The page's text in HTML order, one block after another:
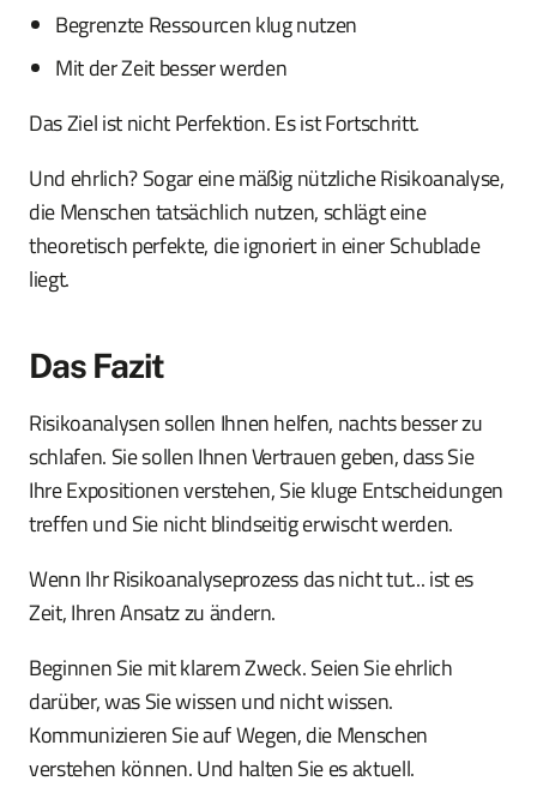
Begrenzte Ressourcen klug nutzen
Mit der Zeit besser werden
Das Ziel ist nicht Perfektion. Es ist Fortschritt.
Und ehrlich? Sogar eine mäßig nützliche Risikoanalyse,
die Menschen tatsächlich nutzen, schlägt eine
theoretisch perfekte, die ignoriert in einer Schublade
liegt.
Das Fazit
Risikoanalysen sollen Ihnen helfen, nachts besser zu
schlafen. Sie sollen Ihnen Vertrauen geben, dass Sie
Ihre Expositionen verstehen, Sie kluge Entscheidungen
treffen und Sie nicht blindseitig erwischt werden.
Wenn Ihr Risikoanalyseprozess das nicht tut... ist es
Zeit, Ihren Ansatz zu ändern.
Beginnen Sie mit klarem Zweck. Seien Sie ehrlich
darüber, was Sie wissen und nicht wissen.
Kommunizieren Sie auf Wegen, die Menschen
verstehen können. Und halten Sie es aktuell.